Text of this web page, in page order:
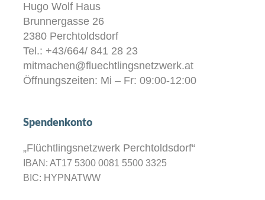
Hugo Wolf Haus
Brunnergasse 26
2380 Perchtoldsdorf
Tel.: +43/664/ 841 28 23
mitmachen@fluechtlingsnetzwerk.at
Öffnungszeiten: Mi – Fr: 09:00-12:00
Spendenkonto
„Flüchtlingsnetzwerk Perchtoldsdorf“
IBAN: AT17 5300 0081 5500 3325
BIC: HYPNATWW